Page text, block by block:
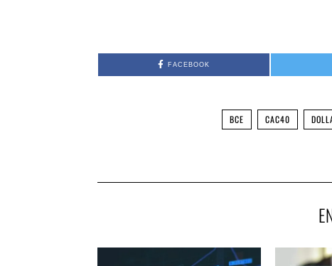
FACEBOOK
BCE CAC40